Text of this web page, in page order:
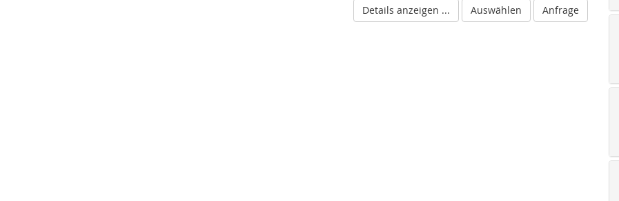
Details anzeigen ... Auswählen Anfrage